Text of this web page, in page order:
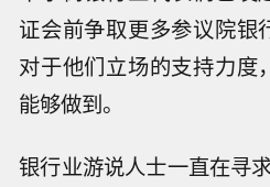
证会前争取更多参议院银
对于他们立场的支持力度
能够做到。
银行业游说人士一直在寻